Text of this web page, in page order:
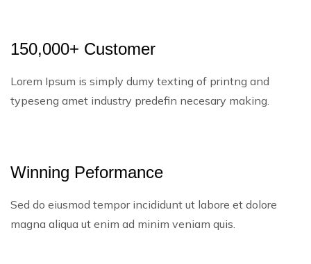
150,000+ Customer
Lorem Ipsum is simply dumy texting of printng and
typeseng amet industry predefin necesary making.
Winning Peformance
Sed do eiusmod tempor incididunt ut labore et dolore
magna aliqua ut enim ad minim veniam quis.